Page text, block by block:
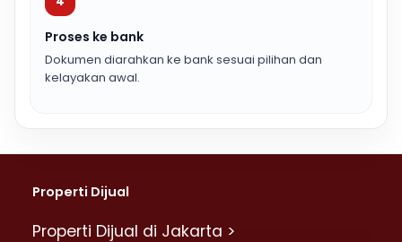
Proses ke bank
Dokumen diarahkan ke bank sesuai pilihan dan
kelayakan awal.
Properti Dijual
Properti Dijual di Jakarta >